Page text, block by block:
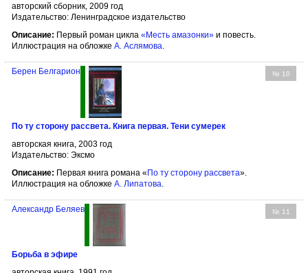
авторский сборник, 2009 год
Издательство: Ленинградское издательство
Описание: Первый роман цикла «Месть амазонки» и повесть.
Иллюстрация на обложке А. Аслямова
№ 10
Берен Белгарион
По ту сторону рассвета. Книга первая. Тени сумерек
авторская книга, 2003 год
Издательство: Эксмо
Описание: Первая книга романа « По ту сторону рассвета».
Иллюстрация на обложке А. Липатова.
№ 11
Александр Беляев
Борьба в эфире